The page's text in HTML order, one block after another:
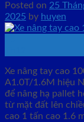
Posted on 25
2025 by huyen
Xe nâng tay cao
A1.0T/1.6M hiệu
để nâng hạ pallet
từ mặt đất lên
cao 1 tấn cao 1.6